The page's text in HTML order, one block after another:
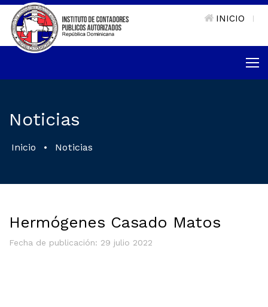
INICIO
Noticias
Inicio • Noticias
Hermógenes Casado Matos
Fecha de publicación: 29 julio 2022